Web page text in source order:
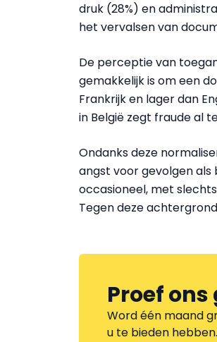
druk (28%) en
het vervalsen van
De perceptie van
gemakkelijk is om een
Frankrijk en lager dan
in België zegt fraude al
Ondanks deze
angst voor gevolgen
occasioneel, met
Tegen deze
Proef ons
Word één maand
u te bieden hebben.